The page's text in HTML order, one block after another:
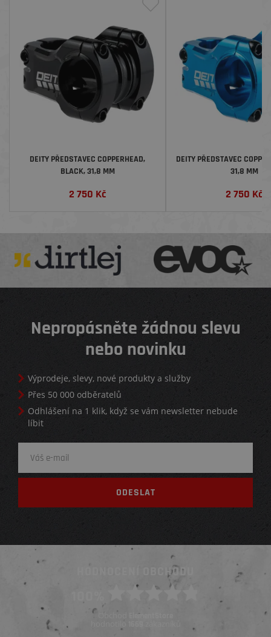
DEITY PŘEDSTAVEC COPPERHEAD,
BLACK, 31,8 MM
2 750 Kč
DEITY PŘEDSTAVEC
31,8 MM
2 750 Kč
Nepropásněte žádnou slevu
nebo novinku
Výprodeje, slevy, nové produkty a služby
Přes 50 000 odběratelů
Odhlášení na 1 klik, když se vám newsletter nebude
líbit
HODNOCENÍ OBCHODU
Obchod ElementStore
hodnotilo